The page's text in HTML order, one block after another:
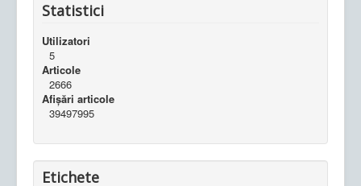
Statistici
Utilizatori
5
Articole
2666
Afișări articole
39497995
Etichete